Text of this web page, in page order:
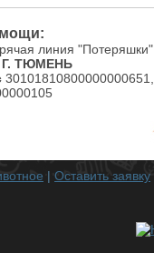
линия "Потеряшки"
ТЮМЕНЬ
30101810800000000651,
| Оставить заявку